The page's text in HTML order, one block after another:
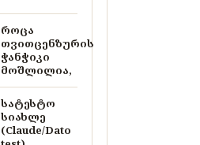
როცა
თვითცენზურის
ჭანჭიკი
მოშლილია,
სატესტო
სიახლე
(Claude/Dato